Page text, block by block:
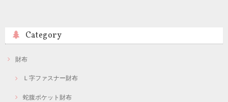
Category
財布
Ｌ字ファスナー財布
蛇腹ポケット財布